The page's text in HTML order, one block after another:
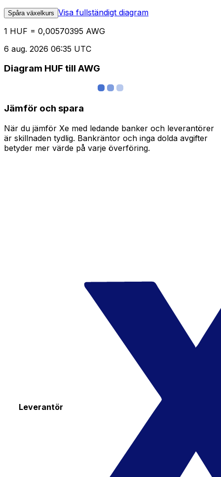
Spåra växelkurs Visa fullständigt diagram
1 HUF = 0,00570395 AWG
6 aug. 2026 06:35 UTC
Diagram HUF till AWG
Jämför och spara
När du jämför Xe med ledande banker och leverantörer
är skillnaden tydlig. Bankräntor och inga dolda avgifter
betyder mer värde på varje överföring.
Leverantör